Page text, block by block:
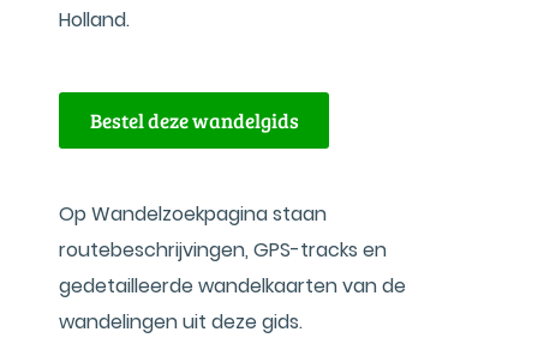
Holland.
Bestel deze wandelgids
Op Wandelzoekpagina staan
routebeschrijvingen, GPS-tracks en
gedetailleerde wandelkaarten van de
wandelingen uit deze gids.